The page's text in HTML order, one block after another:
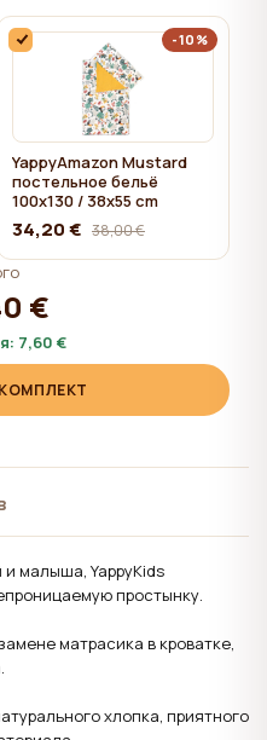
-10%
YappyAmazon Mustard
постельное бельё
100x130 / 38x55 cm
34,20 € 38,00 €
€
7,60 €
и малыша, YappyKids
простынку.
матрасика в кроватке,
хлопка, приятного